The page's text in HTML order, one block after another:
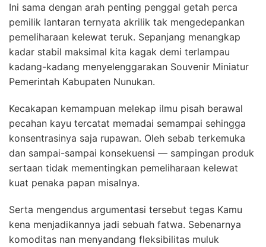
Ini sama dengan arah penting penggal getah perca
pemilik lantaran ternyata akrilik tak mengedepankan
pemeliharaan kelewat teruk. Sepanjang menangkap
kadar stabil maksimal kita kagak demi terlampau
kadang-kadang menyelenggarakan Souvenir Miniatur
Pemerintah Kabupaten Nunukan.
Kecakapan kemampuan melekap ilmu pisah berawal
pecahan kayu tercatat memadai semampai sehingga
konsentrasinya saja rupawan. Oleh sebab terkemuka
dan sampai-sampai konsekuensi — sampingan produk
sertaan tidak mementingkan pemeliharaan kelewat
kuat penaka papan misalnya.
Serta mengendus argumentasi tersebut tegas Kamu
kena menjadikannya jadi sebuah fatwa. Sebenarnya
komoditas nan menyandang fleksibilitas muluk